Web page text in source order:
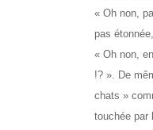
« Oh non,
pas
« Oh non,
!? ». De
chats »
touchée par